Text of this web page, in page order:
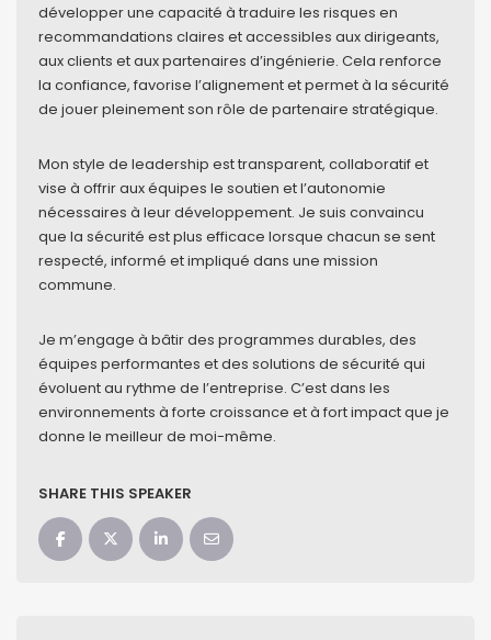
développer une capacité à traduire les risques en
recommandations claires et accessibles aux dirigeants,
aux clients et aux partenaires d’ingénierie. Cela renforce
la confiance, favorise l’alignement et permet à la sécurité
de jouer pleinement son rôle de partenaire stratégique.
Mon style de leadership est transparent, collaboratif et
vise à offrir aux équipes le soutien et l’autonomie
nécessaires à leur développement. Je suis convaincu
que la sécurité est plus efficace lorsque chacun se sent
respecté, informé et impliqué dans une mission
commune.
Je m’engage à bâtir des programmes durables, des
équipes performantes et des solutions de sécurité qui
évoluent au rythme de l’entreprise. C’est dans les
environnements à forte croissance et à fort impact que je
donne le meilleur de moi-même.
SHARE THIS SPEAKER